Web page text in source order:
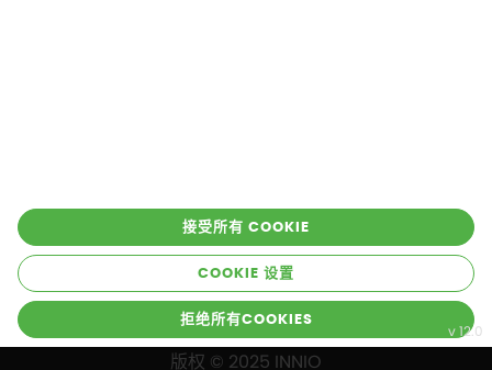
接受所有 COOKIE
COOKIE 设置
拒绝所有COOKIES
版权 © 2025 INNIO
Cookies
Imprint
隐私
条款